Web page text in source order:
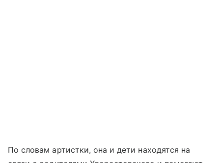
По словам артистки, она и дети находятся на